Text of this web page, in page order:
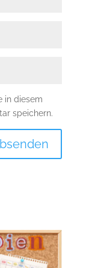
in diesem
speichern.